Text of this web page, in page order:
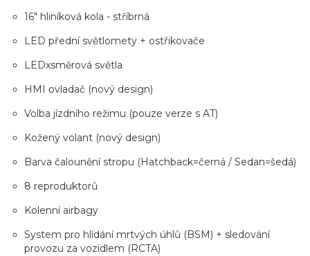
16" hliníková kola - stříbrná
LED přední světlomety + ostřikovače
LEDxsměrová světla
HMI ovladač (nový design)
Volba jízdního režimu (pouze verze s AT)
Kožený volant (nový design)
Barva čalounění stropu (Hatchback=černá / Sedan=šedá)
8 reproduktorů
Kolenní airbagy
System pro hlídání mrtvých úhlů (BSM) + sledování
provozu za vozidlem (RCTA)